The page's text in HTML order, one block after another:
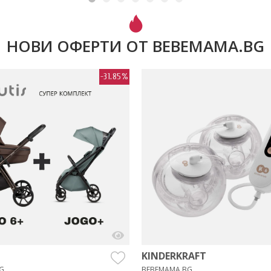
НОВИ ОФЕРТИ ОТ BEBEMAMA.BG
-31.85%
KINDERKRAFT